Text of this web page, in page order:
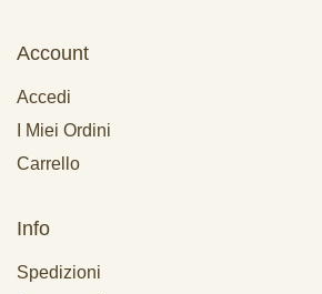
Account
Accedi
I Miei Ordini
Carrello
Info
Spedizioni